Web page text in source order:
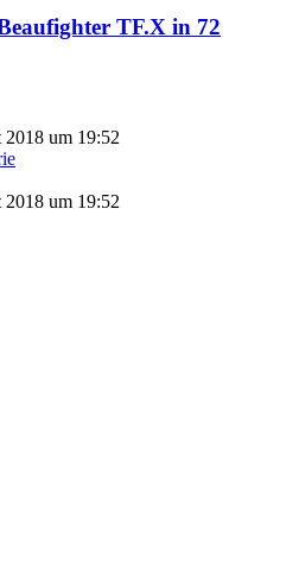
TF.X in 72
2018 um 19:52
2018 um 19:52